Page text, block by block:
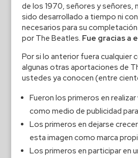
de los 1970, señores y señores,
sido desarrollado a tiempo ni
necesarios para su
por The Beatles. Fue gracias a
Por si lo anterior fuera cualquier
algunas otras aportaciones de
ustedes ya conocen (entre
Fueron los primeros en
como medio de publicidad
Los primeros en dejarse
esta imagen como marca
Los primeros en participar en